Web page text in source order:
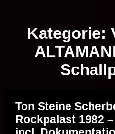
Kategorie:
Ton Steine
Rockpalast 1982